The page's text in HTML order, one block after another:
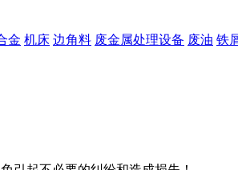
金 机床 边角料 废金属处理设备 废油 铁